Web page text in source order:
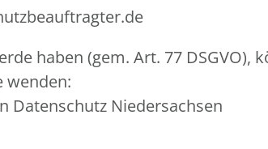
haben (gem. Art. 77
wenden:
Datenschutz Niedersachsen